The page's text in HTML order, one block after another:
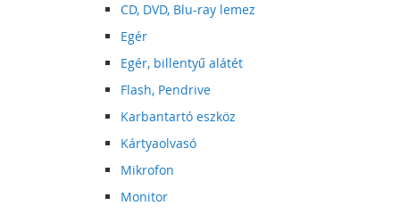
CD, DVD, Blu-ray lemez
Egér
Egér, billentyű alátét
Flash, Pendrive
Karbantartó eszköz
Kártyaolvasó
Mikrofon
Monitor